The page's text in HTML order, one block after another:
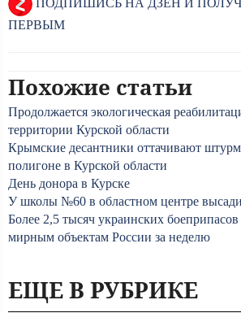
ПЕРВЫМ
Похожие статьи
Продолжается экологическая
территории Курской области
Крымские десантники оттачивают
полигоне в Курской области
День донора в Курске
У школы №60 в областном центре
Более 2,5 тысяч украинских
мирным объектам России за неделю
ЕЩЕ В РУБРИКЕ